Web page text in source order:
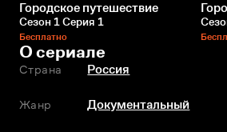
Городское путешествие
Сезон 1 Серия 1
Бесплатно
О сериале
Страна Россия
Жанр Документальный